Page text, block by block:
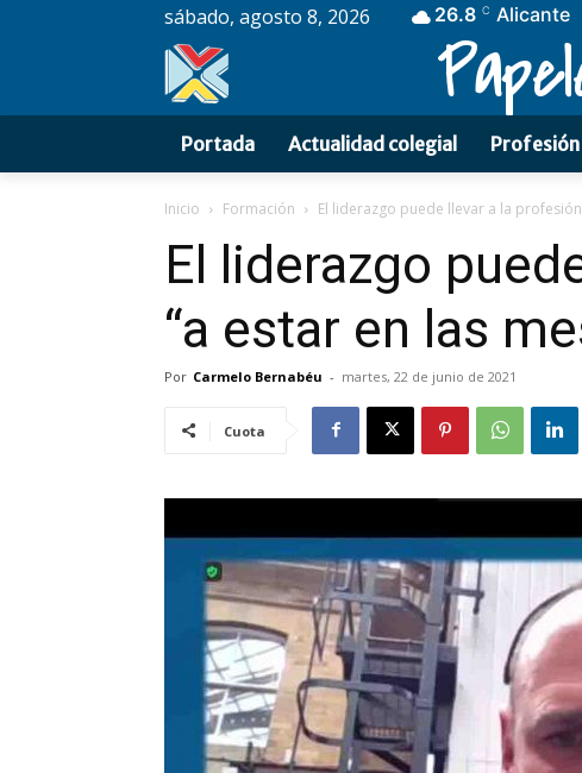
sábado, agosto 8, 2026 26.8 C Alicante
Portada Actualidad colegial Profesión
Inicio Formación El liderazgo puede llevar a la
El liderazgo
“a estar en las
Por Carmelo Bernabéu - martes, 22 de junio de 2021
Cuota